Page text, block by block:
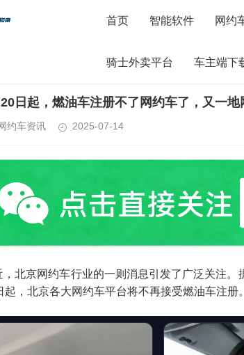
首页 智能软件 网约
骑士外卖平台 车主端下
> 正文内容
日起，燃油车注册不了网约车了，又一地
约车资讯 2025-07-14
，北京网约车行业的一则消息引发了广泛关注
起，北京各大网约车平台将不再接受燃油车注册。